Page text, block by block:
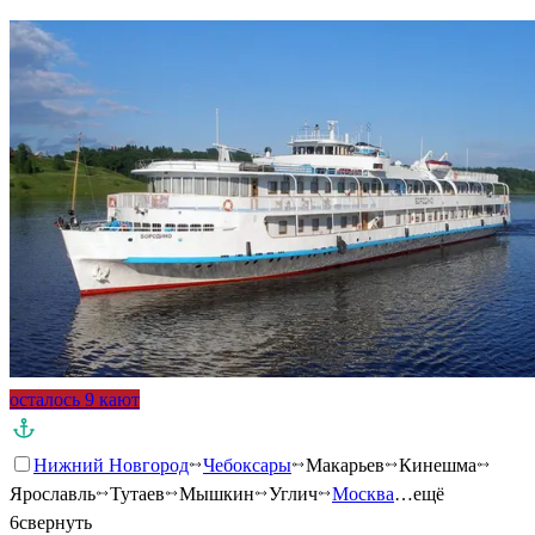
осталось 9 кают
Нижний Новгород Чебоксары Макарьев
Кинешма
Ярославль
Тутаев Мышкин Углич Москва…ещё
6свернуть